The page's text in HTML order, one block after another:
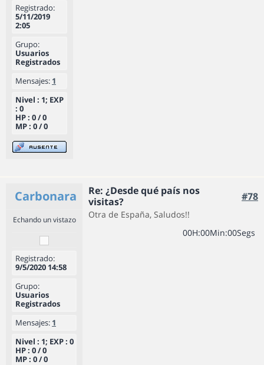
Registrado:
5/11/2019
2:05
Grupo:
Usuarios
Registrados
Mensajes: 1
Nivel : 1; EXP
: 0
HP : 0 / 0
MP : 0 / 0
Carbonara
Re: ¿Desde qué país nos
visitas?
#78
Echando un vistazo
Registrado:
9/5/2020 14:58
Grupo:
Usuarios
Registrados
Mensajes: 1
Nivel : 1; EXP : 0
HP : 0 / 0
MP : 0 / 0
Otra de España, Saludos!!
00H:00Min:00Segs